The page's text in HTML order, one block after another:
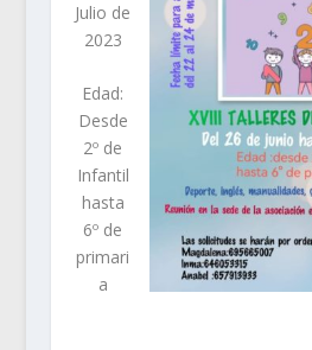
Julio de
2023
Edad:
Desde
2º de
Infantil
hasta
6º de
primari
a